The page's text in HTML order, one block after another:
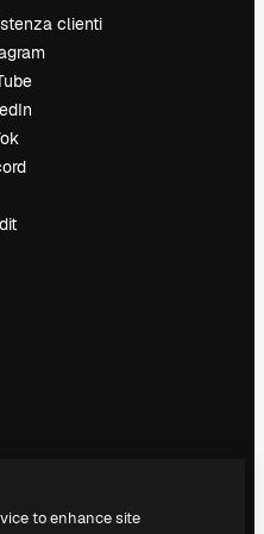
clienti
to enhance site